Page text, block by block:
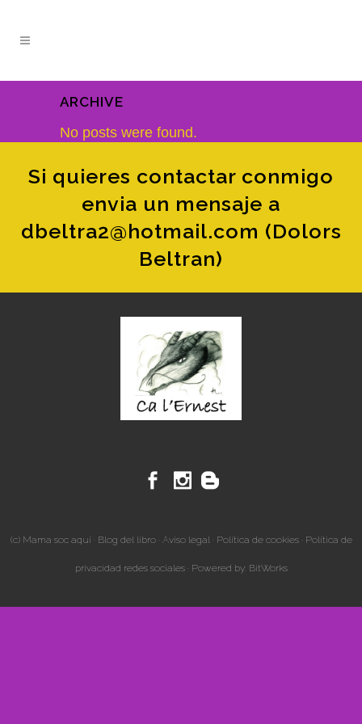
ARCHIVE
No posts were found.
Si quieres contactar conmigo
envia un mensaje a
dbeltra2@hotmail.com (Dolors
Beltran)
(c) Mama soc aquí · Blog del libro· Aviso legal· Política de cookies· Política de
privacidad redes sociales· Powered by: BitWorks